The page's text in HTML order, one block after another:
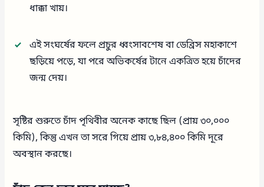
ধাক্কা খায়।
এই সংঘর্ষের ফলে প্রচুর ধ্বংসাবশেষ বা ডেব্রিস মহাকাশে
ছড়িয়ে পড়ে, যা পরে অভিকর্ষের টানে একত্রিত হয়ে চাঁদের
জন্ম দেয়।
সৃষ্টির শুরুতে চাঁদ পৃথিবীর অনেক কাছে ছিল (প্রায় ৩০,০০০
কিমি), কিন্তু এখন তা সরে গিয়ে প্রায় ৩,৮৪,৪০০ কিমি দূরে
অবস্থান করছে।